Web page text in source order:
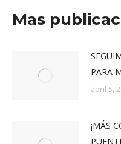
Mas
PARA
abril 5,
¡MÁS